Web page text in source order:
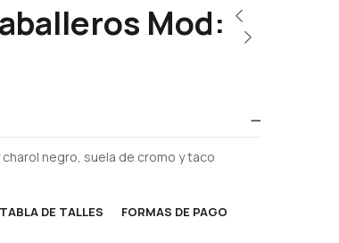
Mod:
negro, suela de cromo y taco
TABLA DE TALLES FORMAS DE PAGO